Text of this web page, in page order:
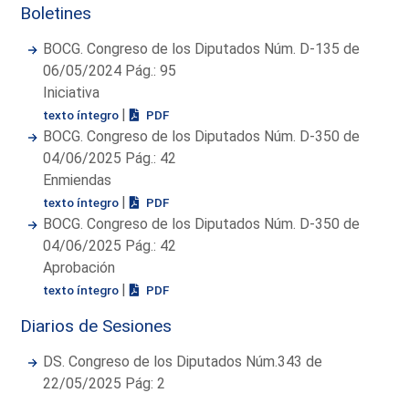
Boletines
BOCG. Congreso de los Diputados Núm. D-135 de
06/05/2024 Pág.: 95
Iniciativa
texto íntegro | PDF
BOCG. Congreso de los Diputados Núm. D-350 de
04/06/2025 Pág.: 42
Enmiendas
texto íntegro | PDF
BOCG. Congreso de los Diputados Núm. D-350 de
04/06/2025 Pág.: 42
Aprobación
texto íntegro | PDF
Diarios de Sesiones
DS. Congreso de los Diputados Núm.343 de
22/05/2025 Pág: 2